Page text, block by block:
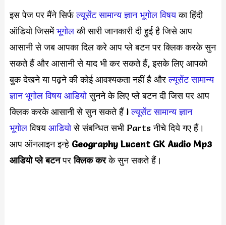
इस पेज पर मैंने सिर्फल्यूसेंट सामान्य ज्ञान भूगोल विषयका हिंदी
ऑडियो जिसमेंभूगोलकी सारी जानकारी दी हुई है जिसे आप
आसानी से जब आपका दिल करे आप प्ले बटन पर क्लिक करके सुन
सकते हैं और आसानी से याद भी कर सकते हैं, इसके लिए आपको
बुक देखने या पढ़ने की कोई आवश्यकता नहीं है औरल्यूसेंट सामान्य
ज्ञान भूगोल विषय आडियोसुनने के लिए प्ले बटन दी जिस पर आप
क्लिक करके आसानी से सुन सकते हैं lल्यूसेंट सामान्य ज्ञान
भूगोलविषयआडियोसे संबन्धित सभी Parts नीचे दिये गए हैं।
आप ऑनलाइन इन्हे Geography Lucent GK Audio Mp3
आडियो प्ले बटनपरक्लिक करके सुन सकते हैं।